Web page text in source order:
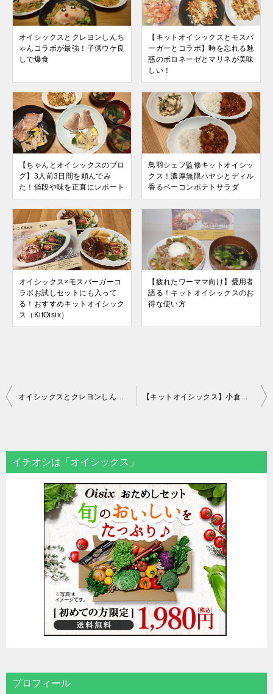
オイシックスとクレヨンしんち
ゃんコラボが最強！子供ウケ良
しで爆食
【キットオイシックスとモスバ
ーガーとコラボ】時を忘れる魅
惑のボロネーゼとマリネが美味
しい！
【ちゃんとオイシックスのブロ
グ】3人前3日間を頼んでみ
た！値段や味を正直にレポート
鳥羽シェフ監修キットオイシッ
クス！濃厚無限ハヤシとディル
香るベーコンポテトサラダ
オイシックス×モスバーガーコ
ラボお試しセットにも入って
る！おすすめキットオイシック
ス（KitOisix）
【疲れたワーママ向け】愛用者
語る！キットオイシックスのお
得な使い方
投
ビ
ゲ
オイシックスとクレヨンしんちゃんコラボが最強！子供ウケ良しで爆食 【キットオイシックス】小倉優子（ゆうこりん）監修のコラボミールキットは何と5日で完売！
イチオシは「オイシックス」
プロフィール